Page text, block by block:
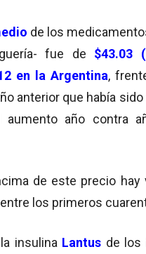
de los
fue de $43.03
en la Argentina,
anterior que había sido
año contra
de este precio hay
los primeros
insulina Lantus de los